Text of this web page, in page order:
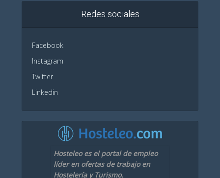
Redes sociales
Facebook
Instagram
Twitter
Linkedin
Hosteleo es el portal de empleo
líder en ofertas de trabajo en
Hostelería y Turismo.